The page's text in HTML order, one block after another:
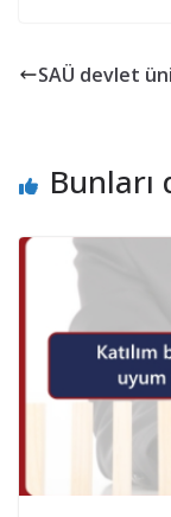
SAÜ devlet
Bunları